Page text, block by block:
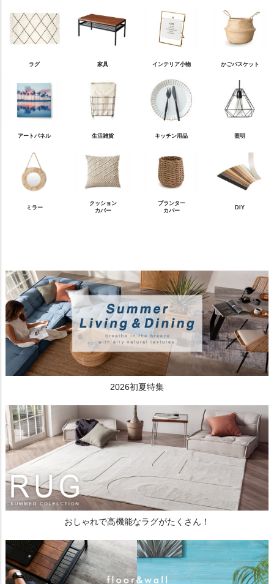
ラグ 家具 インテリア小物 かごバスケット
アートパネル 生活雑貨 キッチン用品 照明
ミラー
クッション
カバー
プランター
カバー
DIY
2026初夏特集
おしゃれで高機能なラグがたくさん！